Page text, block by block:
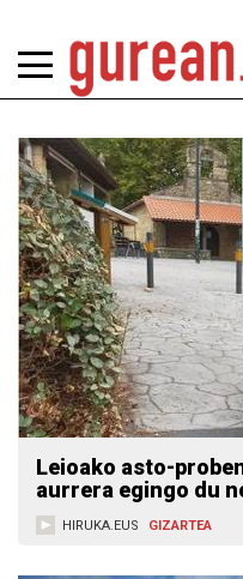
Leioako asto-
aurrera egingo du
HIRUKA.EUS GIZARTEA